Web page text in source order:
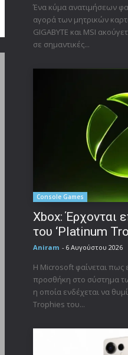
Ένα κύμα ανατιμήσεων
αγορά των μητρικών
GIGABYTE και MSI
σε σημαντικές...
Console Games
Xbox: Έρχονται
του ‘Platinum
Aniram - 6 Αυγούστου 2026
Η Microsoft φαίνεται πως
προσθήκη στο σύστημα
η οποία ενδέχεται να
Trophies του...